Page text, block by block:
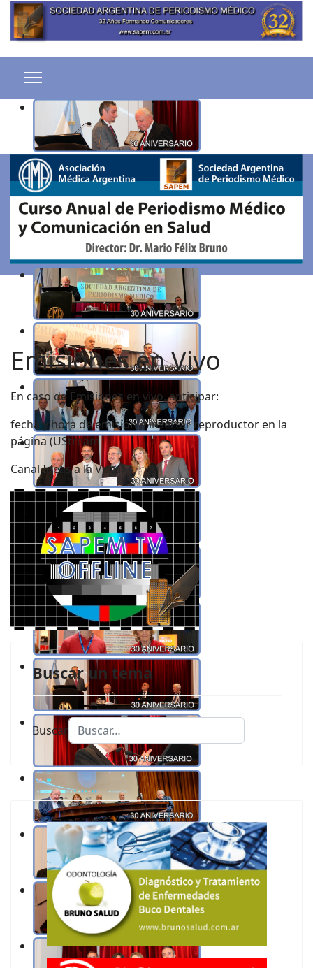
Emisiones en Vivo
En caso de Emisiones en vivo, anticipar:
fecha y hora de emisión e insertar reproductor en la
página (UStream
Canal Ideas a la Vista)
Buscar un tema
Buscar